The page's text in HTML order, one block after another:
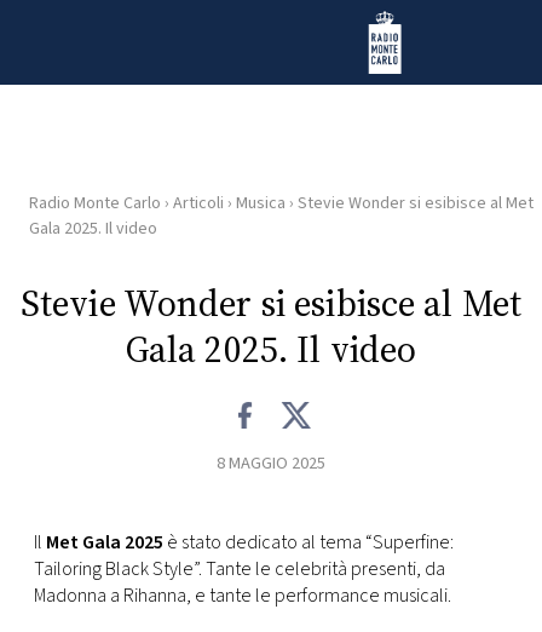
Radio Monte Carlo
HOME
RADIO
FOTO
Radio Monte Carlo › Articoli › Musica › Stevie Wonder si esibisce al Met
Gala 2025. Il video
Stevie Wonder si esibisce al Met
Gala 2025. Il video
8 MAGGIO 2025
Il Met Gala 2025 è stato dedicato al tema “Superfine:
Tailoring Black Style”. Tante le celebrità presenti, da
Madonna a Rihanna, e tante le performance musicali.